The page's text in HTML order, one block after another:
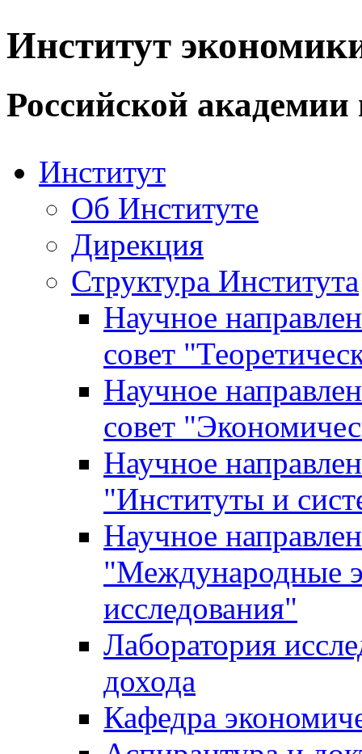
Институт
Российской академии
Институт
Об Институте
Дирекция
Структура Института
Научное
совет
Научное
совет
Научное
"Институты и
Научное
"Международные
исследования"
Лаборатория
дохода
Кафедра